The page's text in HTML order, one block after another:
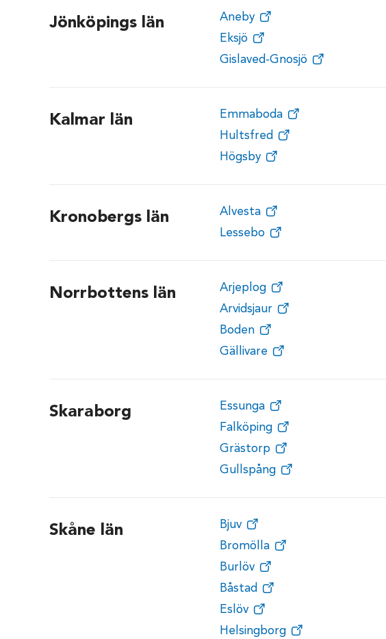
Jönköpings län
Aneby
Eksjö
Gislaved-Gnosjö
Kalmar län
Emmaboda
Hultsfred
Högsby
Kronobergs län
Alvesta
Lessebo
Norrbottens län
Arjeplog
Arvidsjaur
Boden
Gällivare
Skaraborg
Essunga
Falköping
Grästorp
Gullspång
Skåne län
Bjuv
Bromölla
Burlöv
Båstad
Eslöv
Helsingborg